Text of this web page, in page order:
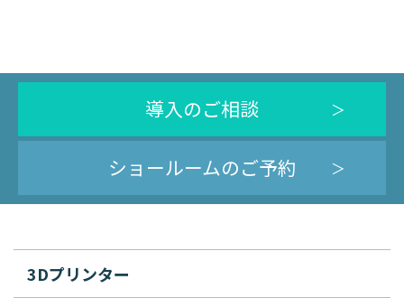
導入のご相談
ショールームのご予約
3Dプリンター